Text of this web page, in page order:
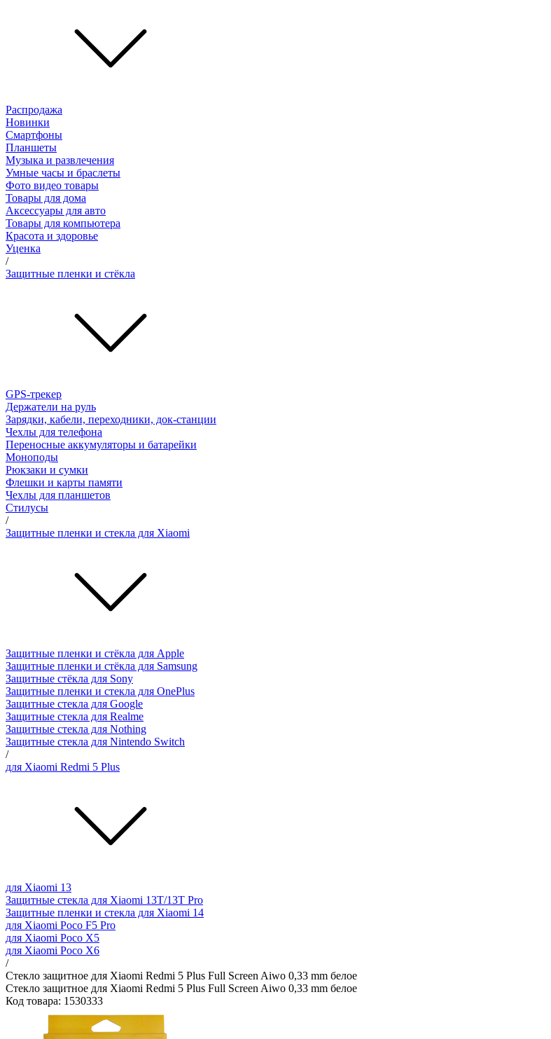
Распродажа
Новинки
Смартфоны
Планшеты
Музыка и развлечения
Умные часы и браслеты
Фото видео товары
Товары для дома
Аксессуары для авто
Товары для компьютера
Красота и здоровье
Уценка
/
Защитные пленки и стёкла
GPS-трекер
Держатели на руль
Зарядки, кабели, переходники, док-станции
Чехлы для телефона
Переносные аккумуляторы и батарейки
Моноподы
Рюкзаки и сумки
Флешки и карты памяти
Чехлы для планшетов
Стилусы
/
Защитные пленки и стекла для Xiaomi
Защитные пленки и стёкла для Apple
Защитные пленки и стёкла для Samsung
Защитные стёкла для Sony
Защитные пленки и стекла для OnePlus
Защитные стекла для Google
Защитные стекла для Realme
Защитные стекла для Nothing
Защитные стекла для Nintendo Switch
/
для Xiaomi Redmi 5 Plus
для Xiaomi 13
Защитные стекла для Xiaomi 13T/13T Pro
Защитные пленки и стекла для Xiaomi 14
для Xiaomi Poco F5 Pro
для Xiaomi Poco X5
для Xiaomi Poco X6
/
Стекло защитное для Xiaomi Redmi 5 Plus Full Screen Aiwo 0,33 mm белое
Стекло защитное для Xiaomi Redmi 5 Plus Full Screen Aiwo 0,33 mm белое
Код товара: 1530333